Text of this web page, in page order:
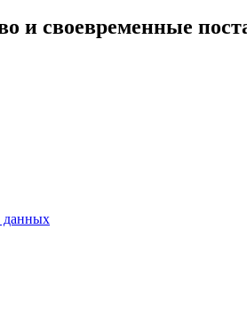
и своевременные
данных